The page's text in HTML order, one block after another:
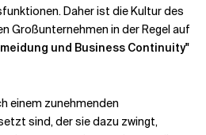
Daher ist die Kultur des
Großunternehmen in der Regel auf
und Business Continuity"
einem zunehmenden
sind, der sie dazu zwingt,